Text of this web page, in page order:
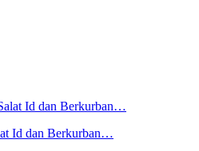
Id dan Berkurban…